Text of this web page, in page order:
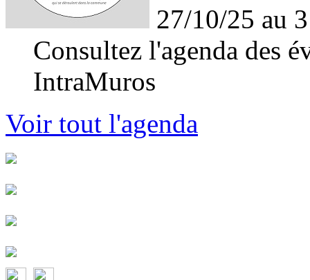
27/10/25 au
Consultez l'agenda des
IntraMuros
Voir tout l'agenda